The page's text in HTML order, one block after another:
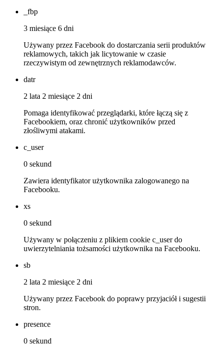
_fbp
3 miesiące 6 dni
Używany przez Facebook do dostarczania serii produktów
reklamowych, takich jak licytowanie w czasie
rzeczywistym od zewnętrznych reklamodawców.
datr
2 lata 2 miesiące 2 dni
Pomaga identyfikować przeglądarki, które łączą się z
Facebookiem, oraz chronić użytkowników przed
złośliwymi atakami.
c_user
0 sekund
Zawiera identyfikator użytkownika zalogowanego na
Facebooku.
xs
0 sekund
Używany w połączeniu z plikiem cookie c_user do
uwierzytelniania tożsamości użytkownika na Facebooku.
sb
2 lata 2 miesiące 2 dni
Używany przez Facebook do poprawy przyjaciół i sugestii
stron.
presence
0 sekund